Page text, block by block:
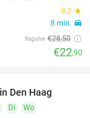
8.2 star
8 min. directions_car
Regulier €28,50
€22,90
Den Haag
Di
Wo